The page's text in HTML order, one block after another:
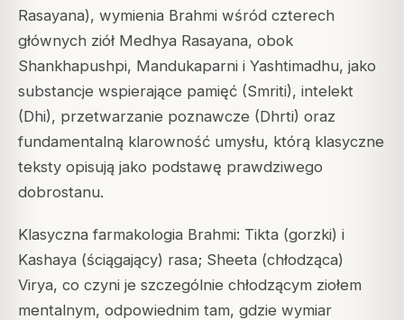
Rasayana), wymienia Brahmi wśród czterech
głównych ziół Medhya Rasayana, obok
Shankhapushpi, Mandukaparni i Yashtimadhu, jako
substancje wspierające pamięć (Smriti), intelekt
(Dhi), przetwarzanie poznawcze (Dhrti) oraz
fundamentalną klarowność umysłu, którą klasyczne
teksty opisują jako podstawę prawdziwego
dobrostanu.
Klasyczna farmakologia Brahmi: Tikta (gorzki) i
Kashaya (ściągający) rasa; Sheeta (chłodząca)
Virya, co czyni je szczególnie chłodzącym ziołem
mentalnym, odpowiednim tam, gdzie wymiar